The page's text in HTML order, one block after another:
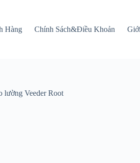
Hàng Chính Sách&Điều Khoản
lường Veeder Root